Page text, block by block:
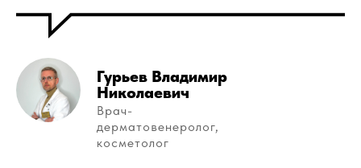
Гурьев Владимир
Николаевич
Врач-
дерматовенеролог,
косметолог